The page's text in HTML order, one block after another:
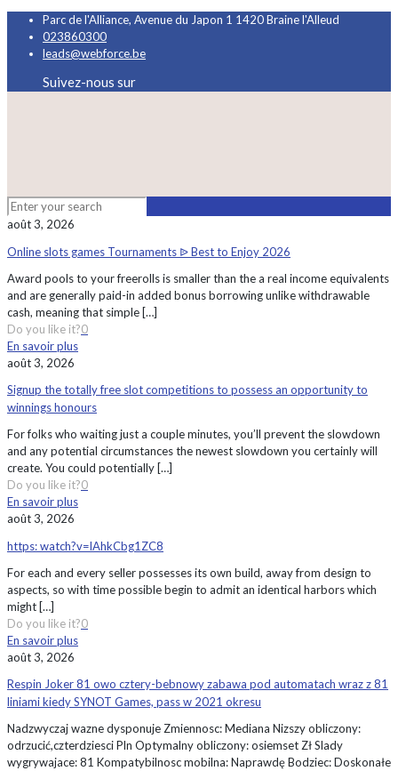
Parc de l'Alliance, Avenue du Japon 1 1420 Braine l'Alleud
023860300
leads@webforce.be
Suivez-nous sur
août 3, 2026
Online slots games Tournaments ᐉ Best to Enjoy 2026
Award pools to your freerolls is smaller than the a real income equivalents
and are generally paid-in added bonus borrowing unlike withdrawable
cash, meaning that simple[…]
Do you like it?0
En savoir plus
août 3, 2026
Signup the totally free slot competitions to possess an opportunity to
winnings honours
For folks who waiting just a couple minutes, you’ll prevent the slowdown
and any potential circumstances the newest slowdown you certainly will
create. You could potentially […]
Do you like it?0
En savoir plus
août 3, 2026
https: watch?v=lAhkCbg1ZC8
For each and every seller possesses its own build, away from design to
aspects, so with time possible begin to admit an identical harbors which
might […]
Do you like it?0
En savoir plus
août 3, 2026
Respin Joker 81 owo cztery-bebnowy zabawa pod automatach wraz z 81
liniami kiedy SYNOT Games, pass w 2021 okresu
Nadzwyczaj wazne dysponuje Zmiennosc: Mediana Nizszy obliczony:
odrzucić,czterdziesci Pln Optymalny obliczony: osiemset Zł Slady
wygrywajace: 81 Kompatybilnosc mobilna: Naprawdę Bodziec: Doskonałe